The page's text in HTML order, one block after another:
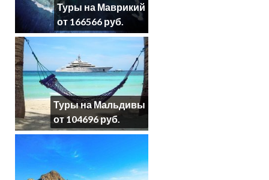
Туры на Маврикий
от 166566 руб.
Туры на Мальдивы
от 104696 руб.